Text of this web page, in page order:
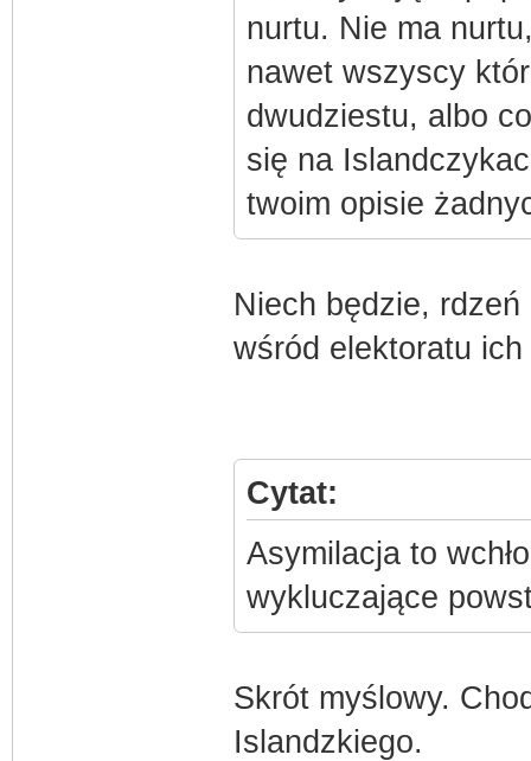
nurtu. Nie ma
nawet wszyscy
dwudziestu, albo
się na
twoim opisie
Niech będzie, rdzeń
wśród elektoratu ich
Cytat:
Asymilacja to
wykluczające
Skrót myślowy.
Islandzkiego.